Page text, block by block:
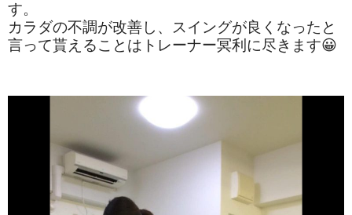
す。
カラダの不調が改善し、スイングが良くなったと
言って貰えることはトレーナー冥利に尽きます😀